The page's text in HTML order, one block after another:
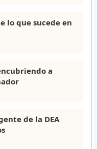
lo que sucede en
a
de la DEA